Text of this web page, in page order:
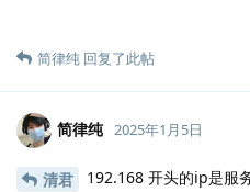
简律纯 回复了此帖
简律纯 2025年1月5日
清君
192.168 开头的ip是服